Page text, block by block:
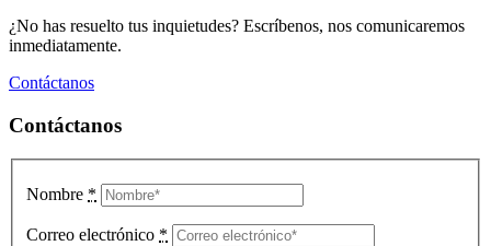
¿No has resuelto tus inquietudes? Escríbenos, nos comunicaremos
inmediatamente.
Contáctanos
Contáctanos
Nombre *
Correo electrónico *